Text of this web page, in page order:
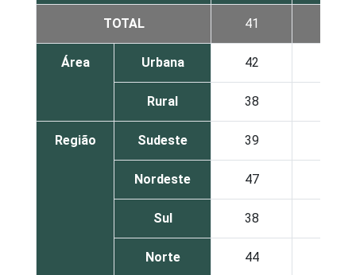
TOTAL 41
Área Urbana 42
Rural 38
Região Sudeste 39
Nordeste 47
Sul 38
Norte 44